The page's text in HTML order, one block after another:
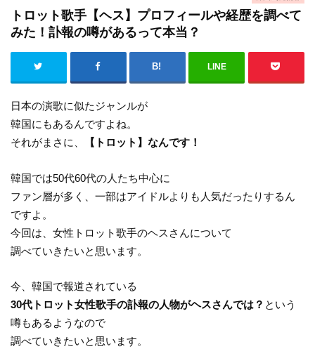
トロット歌手【ヘス】プロフィールや経歴を調べて
みた！訃報の噂があるって本当？
LINE
日本の演歌に似たジャンルが
韓国にもあるんですよね。
それがまさに、
【トロット】なんです！
韓国では50代60代の人たち中心に
ファン層が多く、一部はアイドルよりも人気だったりするん
ですよ。
今回は、女性トロット歌手のヘスさんについて
調べていきたいと思います。
今、韓国で報道されている
30代トロット女性歌手の訃報の人物がヘスさんでは？ という
噂もあるようなので
調べていきたいと思います。